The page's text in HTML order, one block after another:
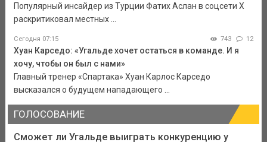
Популярный инсайдер из Турции Фатих Аслан в соцсети X
раскритиковал местных ...
Сегодня 07:15 743 12
Хуан Карседо: «Угальде хочет остаться в команде. И я
хочу, чтобы он был с нами»
Главный тренер «Спартака» Хуан Карлос Карседо
высказался о будущем нападающего ...
ГОЛОСОВАНИЕ
Сможет ли Угальде выиграть конкуренцию у